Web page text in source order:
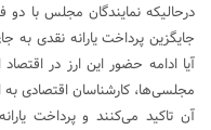
جایگزین پرداخت یارانه نقدی به
آیا ادامه حضور این ارز در
مجلسی‌ها، کارشناسان اقتصادی
آن تاکید می‌کنند و پرداخت